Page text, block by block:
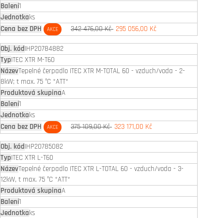
1
ks
AKCE 342 476,00 Kč 295 056,00 Kč
IHP20784882
ITEC XTR M-T60
Tepelné čerpadlo ITEC XTR M-TOTAL 60 - vzduch/voda - 2-
8kW; t max. 75 °C *ATT*
A
1
ks
AKCE 375 109,00 Kč 323 171,00 Kč
IHP20785082
ITEC XTR L-T60
Tepelné čerpadlo ITEC XTR L-TOTAL 60 - vzduch/voda - 3-
12kW, t max. 75 °C *ATT*
A
1
ks